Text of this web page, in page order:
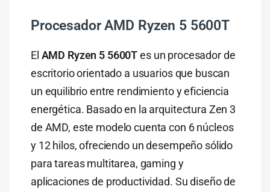
Procesador AMD Ryzen 5 5600T
El AMD Ryzen 5 5600Tes un procesador de
escritorio orientado a usuarios que buscan
un equilibrio entre rendimiento y eficiencia
energética. Basado en la arquitectura Zen 3
de AMD, este modelo cuenta con 6 núcleos
y 12 hilos, ofreciendo un desempeño sólido
para tareas multitarea, gaming y
aplicaciones de productividad. Su diseño de